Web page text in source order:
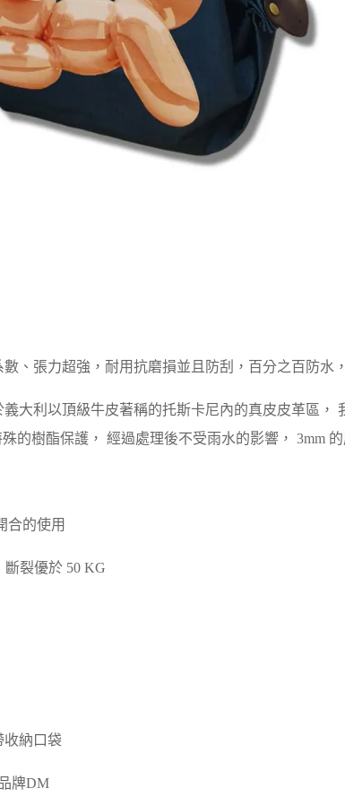
、張力超強，耐用抗磨損並且防刮，百分之百防水
大利以頂級牛皮著稱的托斯卡尼內的真皮皮革區
的樹酯保護， 經過處理後不受雨水的影響， 3mm
合的使用
斷裂優於 50 KG
收納口袋
牌DM